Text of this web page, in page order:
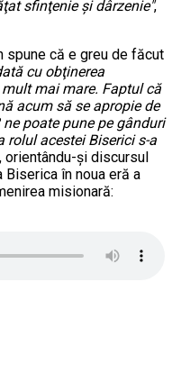
sfinţenie şi dârzenie",
spune că e greu de făcut
cu obţinerea
mai mare. Faptul că
acum să se apropie de
poate pune pe gânduri
rolul acestei Biserici s-a
şi discursul
în noua eră a
misionară: